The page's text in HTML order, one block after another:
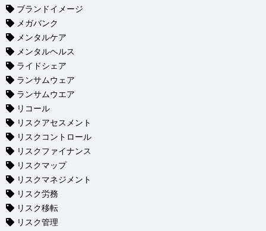
ブランドイメージ
メガバンク
メンタルケア
メンタルヘルス
ライドシェア
ランサムウェア
ランサムウエア
リコール
リスクアセスメント
リスクコントロール
リスクファイナンス
リスクマップ
リスクマネジメント
リスク労務
リスク移転
リスク管理